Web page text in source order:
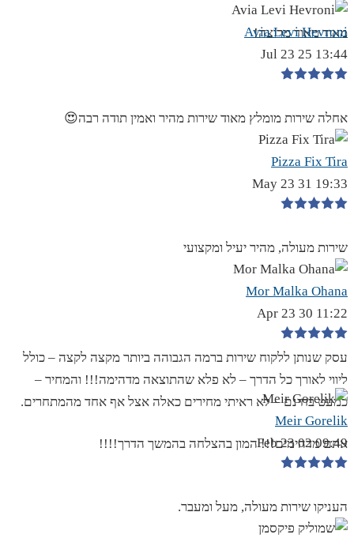
מאוד מאוד מרוצה!
Avia Levi Hevroni
13:44 25 Jul 23
אחלה שירות מומלץ מאוד שירות מהיר ואמין תודה רבה😍
Pizza Fix Tira
19:33 31 May 23
שירות מעולה, מהיר יעיל ומקצועי
Mor Malka Ohana
11:22 30 Apr 23
עסק שנותן ללקוח שירות ברמה הגבוהה ביותר מקצה לקצה – כולל
ליווי לאורך כל הדרך – לא פלא שהתוצאה מדהימה!!! והמחיר –
כמעט בחינם – לא ראיתי מחירים כאלה אצל אף אחד מהמתחרים.
אתם מדהימים!!! המון בהצלחה בהמשך הדרך!!!!
Meir Gorelik
09:49 02 Feb 23
העניקו שירות מעולה, מעל ומעבר.